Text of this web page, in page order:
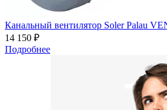
Канальный вентилятор Soler Palau
14 150 ₽
Подробнее